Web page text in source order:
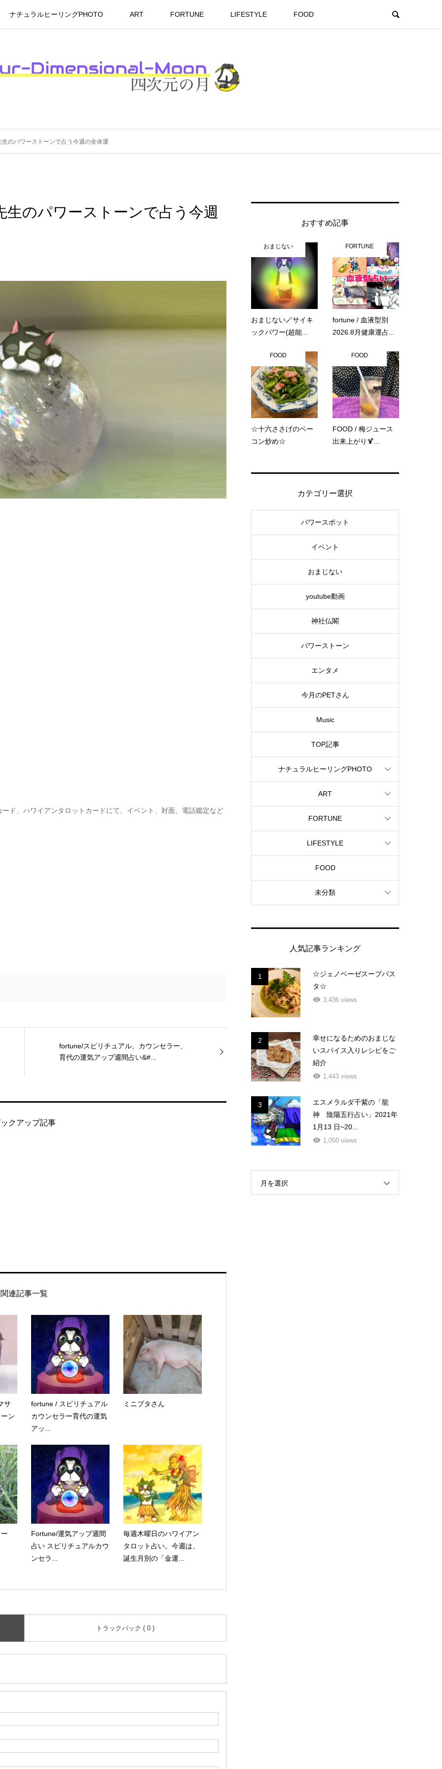
ナチュラルヒーリングPHOTO ART FORTUNE LIFESTYLE FOOD
のパワーストーンで占う今週の全体運
のパワーストーンで占う今週
ド、ハワイアンタロットカードにて、イベント、対面、電話鑑定など
fortune/スピリチュアル、カウンセラー、
育代の運気アップ週間占い&#...
クアップ記事
関連記事一覧
サ
ン
fortune / スピリチュアル
カウンセラー育代の運気
アッ...
ミニブタさん
Fortune/運気アップ週間
占い スピリチュアルカウ
ンセラ...
毎週木曜日のハワイアン
タロット占い。今週は、
誕生月別の「金運...
トラックバック ( 0 )
おすすめ記事
おまじない
おまじない🪄サイキ
ックパワー(超能...
FORTUNE
fortune / 血液型別
2026.8月健康運占...
FOOD
☆十六ささげのベー
コン炒め☆
FOOD
FOOD / 梅ジュース
出来上がり🍹...
カテゴリー選択
パワースポット
イベント
おまじない
youtube動画
神社仏閣
パワーストーン
エンタメ
今月のPETさん
Music
TOP記事
ナチュラルヒーリングPHOTO
ART
FORTUNE
LIFESTYLE
FOOD
未分類
人気記事ランキング
1
☆ジェノベーゼスープパス
タ☆
3,436 views
2
幸せになるためのおまじな
いスパイス入りレシピをご
紹介
1,443 views
3
エスメラルダ千紫の「龍
神 陰陽五行占い」2021年
1月13 日~20...
1,050 views
月を選択